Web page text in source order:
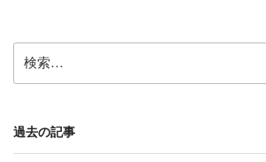
索:
過去の記事